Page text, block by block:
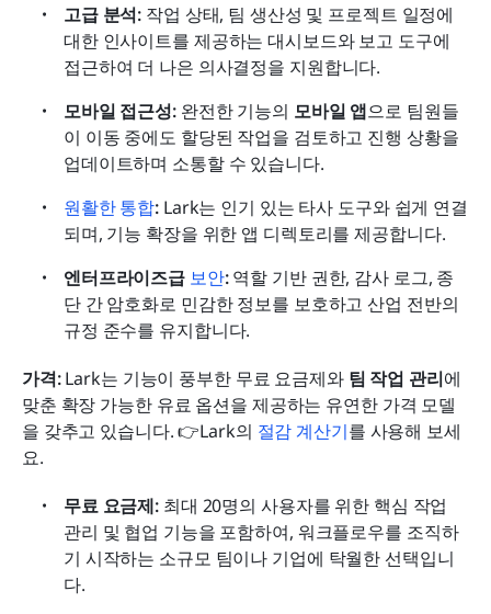
고급 분석: 작업 상태, 팀 생산성 및 프로젝트 일정에
대한 인사이트를 제공하는 대시보드와 보고 도구에
접근하여 더 나은 의사결정을 지원합니다.
모바일 접근성: 완전한 기능의 모바일 앱으로 팀원들
이 이동 중에도 할당된 작업을 검토하고 진행 상황을
업데이트하며 소통할 수 있습니다.
원활한 통합: Lark는 인기 있는 타사 도구와 쉽게 연결
되며, 기능 확장을 위한 앱 디렉토리를 제공합니다.
엔터프라이즈급 보안: 역할 기반 권한, 감사 로그, 종
단 간 암호화로 민감한 정보를 보호하고 산업 전반의
규정 준수를 유지합니다.
가격: Lark는 기능이 풍부한 무료 요금제와 팀 작업 관리에
맞춘 확장 가능한 유료 옵션을 제공하는 유연한 가격 모델
을 갖추고 있습니다. 👉Lark의 절감 계산기를 사용해 보세
요.
무료 요금제: 최대 20명의 사용자를 위한 핵심 작업
관리 및 협업 기능을 포함하여, 워크플로우를 조직하
기 시작하는 소규모 팀이나 기업에 탁월한 선택입니
다.